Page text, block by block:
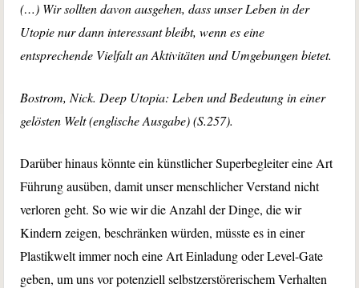
(…) Wir sollten davon ausgehen, dass unser Leben in der
Utopie nur dann interessant bleibt, wenn es eine
entsprechende Vielfalt an Aktivitäten und Umgebungen bietet.
Bostrom, Nick. Deep Utopia: Leben und Bedeutung in einer
gelösten Welt (englische Ausgabe) (S.257).
Darüber hinaus könnte ein künstlicher Superbegleiter eine Art
Führung ausüben, damit unser menschlicher Verstand nicht
verloren geht. So wie wir die Anzahl der Dinge, die wir
Kindern zeigen, beschränken würden, müsste es in einer
Plastikwelt immer noch eine Art Einladung oder Level-Gate
geben, um uns vor potenziell selbstzerstörerischem Verhalten